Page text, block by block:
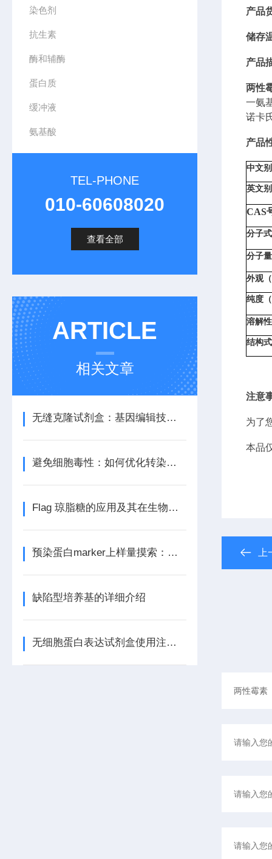
染色剂
抗生素
酶和辅酶
蛋白质
缓冲液
氨基酸
TEL-PHONE
010-60608020
查看全部
ARTICLE
相关文章
无缝克隆试剂盒：基因编辑技术中的革命性工具
避免细胞毒性：如何优化转染试剂的使用浓度与条件？
Flag 琼脂糖的应用及其在生物学中的重要性
预染蛋白marker上样量摸索：太少看不清，太多拖尾怎么办？
缺陷型培养基的详细介绍
无细胞蛋白表达试剂盒使用注意事项
产品
储存
产品
两性
一氨
诺卡
产品
中文
英文
CAS
分子
分子
外观
纯度
溶解
结构
注意
为了
本品